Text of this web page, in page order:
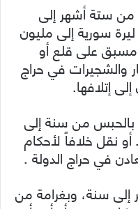
من ستة أشهر إلى
من 500 ألف ليرة سورية إلى مليون
على قلع أو
والشجيرات في حراج
إتلافها.
أنه يعاقب بالحبس من سنة إلى
نقل خلافاً لأحكام
في حراج الدولة .
سنة، وبغرامة من